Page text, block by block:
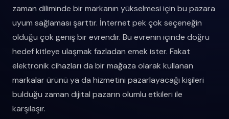
zaman diliminde bir markanın yükselmesi için bu pazara
uyum sağlaması şarttır. İnternet pek çok seçeneğin
olduğu çok geniş bir evrendir. Bu evrenin içinde doğru
hedef kitleye ulaşmak fazladan emek ister. Fakat
elektronik cihazları da bir mağaza olarak kullanan
markalar ürünü ya da hizmetini pazarlayacağı kişileri
bulduğu zaman dijital pazarın olumlu etkileri ile
karşılaşır.